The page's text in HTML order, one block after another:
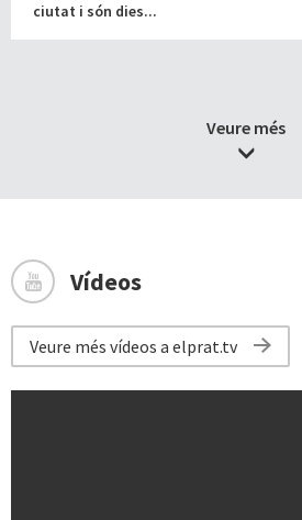
ciutat i són dies...
Veure més
Vídeos
Veure més vídeos a elprat.tv